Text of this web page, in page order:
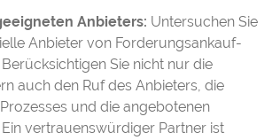
Anbieters: Untersuchen Sie
Anbieter von Forderungsankauf-
Sie nicht nur die
auch den Ruf des Anbieters, die
und die angebotenen
vertrauenswürdiger Partner ist